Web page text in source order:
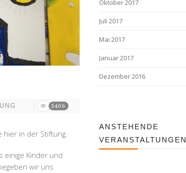
5406
hier in der Stiftung.
einige Kinder und
wir uns
Oktober 2017
Juli 2017
Mai 2017
Januar 2017
Dezember 2016
ANSTEHENDE
VERANSTALTUNGEN